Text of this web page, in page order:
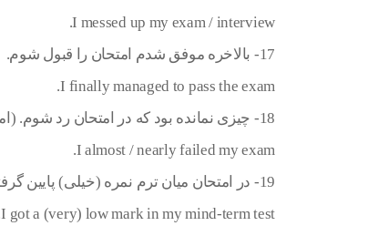
I messed up my exam / interview.
17- بالاخره موفق شدم امتحان را قبول شوم.
I finally managed to pass the exam.
18- چیزی نمانده بود که در امتحان رد شوم. (اما قبول شدم)
I almost / nearly failed my exam.
19- در امتحان میان ترم نمره (خیلی) پایین گرفتم.
I got a (very) low mark in my mind-term test.